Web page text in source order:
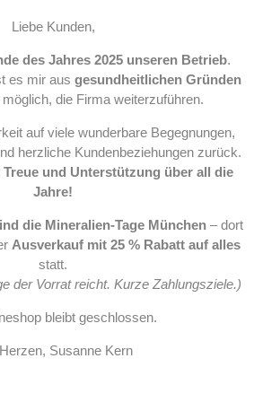
Liebe Kunden,
des Jahres 2025 unseren Betrieb.
es mir aus gesundheitlichen Gründen
die Firma weiterzuführen.
auf viele wunderbare Begegnungen,
herzliche Kundenbeziehungen zurück.
und Unterstützung über all die
Jahre!
die Mineralien-Tage München– dort
Ausverkauf mit 25 % Rabatt auf alles
statt.
der Vorrat reicht. Kurze Zahlungsziele.)
bleibt geschlossen.
Susanne Kern